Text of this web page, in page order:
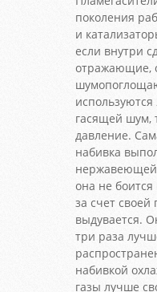
поколения
и
если внутри
отражающие,
гасящей шум,
давление.
набивка
нержавеющей
она не
за счет своей
выдувается.
три раза
набивкой
газы лучше